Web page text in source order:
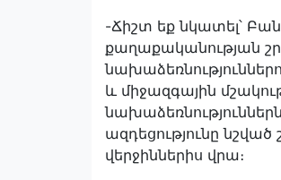
-Ճիշտ եք նկատել՝
քաղաքականության
և միջազգային
ազդեցությունը
վերջիններիս վրա։